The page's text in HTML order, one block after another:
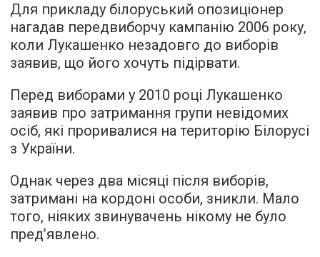
Для прикладу білоруський опозиціонер
нагадав передвиборчу кампанію 2006 року,
коли Лукашенко незадовго до виборів
заявив, що його хочуть підірвати.
Перед виборами у 2010 році Лукашенко
заявив про затримання групи невідомих
осіб, які проривалися на територію Білорусі
з України.
Однак через два місяці після виборів,
затримані на кордоні особи, зникли. Мало
того, ніяких звинувачень нікому не було
пред’явлено.